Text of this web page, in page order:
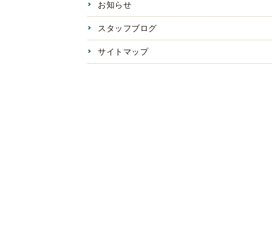
お知らせ
スタッフブログ
サイトマップ